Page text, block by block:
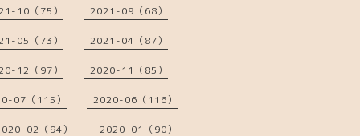
10（75） 2021-09（68）
05（73） 2021-04（87）
12（97） 2020-11（85）
07（115） 2020-06（116）
02（94） 2020-01（90）